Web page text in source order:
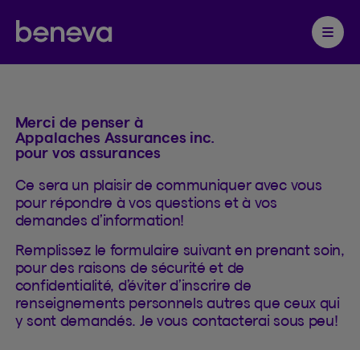
Partenaire Beneva
Ouvrir
Contacter
Merci de penser à
Appalaches Assurances inc.
pour vos assurances
Ce sera un plaisir de communiquer avec vous
pour répondre à vos questions et à vos
demandes d’information!
Remplissez le formulaire suivant en prenant soin,
pour des raisons de sécurité et de
confidentialité, d’éviter d’inscrire de
renseignements personnels autres que ceux qui
y sont demandés. Je vous contacterai sous peu!